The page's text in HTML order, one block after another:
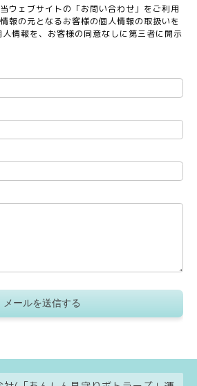
ウェブサイトの「お問い合わせ」をご利用
報の元となるお客様の個人情報の取扱いを
情報を、お客様の同意なしに第三者に開示